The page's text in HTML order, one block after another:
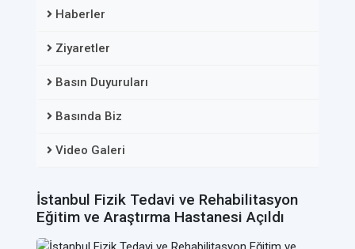
Haberler
Ziyaretler
Basın Duyuruları
Basında Biz
Video Galeri
İstanbul Fizik Tedavi ve Rehabilitasyon
Eğitim ve Araştırma Hastanesi Açıldı